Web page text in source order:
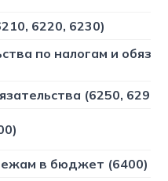
6220, 6230)
по налогам и
(6250, 6290)
в бюджет (6400)